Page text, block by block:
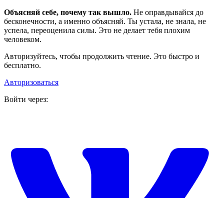
Объясняй себе, почему так вышло. Не оправдывайся до
бесконечности, а именно объясняй. Ты устала, не знала, не
успела, переоценила силы. Это не делает тебя плохим
человеком.
Авторизуйтесь, чтобы продолжить чтение. Это быстро и
бесплатно.
Авторизоваться
Войти через: